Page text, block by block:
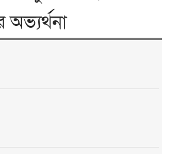
অভ্যর্থনা